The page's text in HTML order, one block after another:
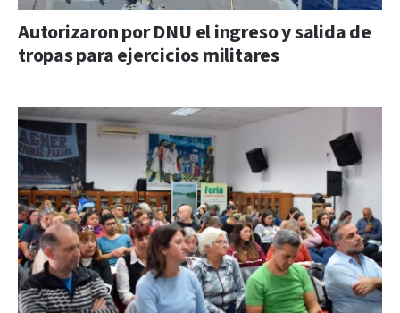
Autorizaron por DNU el ingreso y salida de
tropas para ejercicios militares